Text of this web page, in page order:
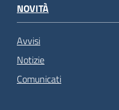
NOVITÀ
Avvisi
Notizie
Comunicati